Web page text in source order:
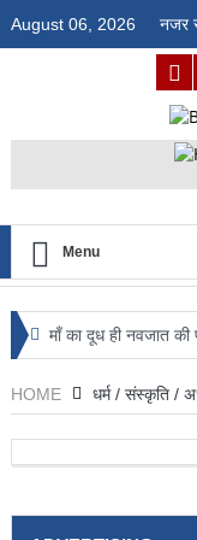
August 06, 2026 नजर
Menu
माँ का दूध ही नवजात
प्रतिरोधक क्षमता : डॉ.
राज्य स्तरीय बैडमिंटन
HOME धर्म / संस्कृति /